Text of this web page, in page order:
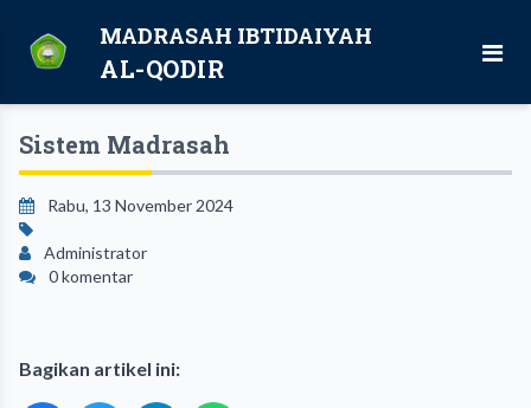
MADRASAH IBTIDAIYAH
AL-QODIR
Sistem Madrasah
Rabu, 13 November 2024
Administrator
0 komentar
Bagikan artikel ini: